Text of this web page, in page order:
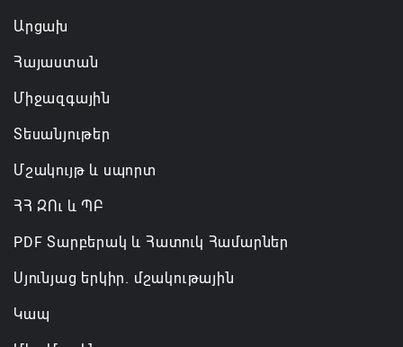
Արցախ
Հայաստան
Միջազգային
Տեսանյութեր
Մշակույթ և սպորտ
ՀՀ ԶՈւ և ՊԲ
PDF Տարբերակ և Հատուկ Համարներ
Սյունյաց երկիր. մշակութային
Կապ